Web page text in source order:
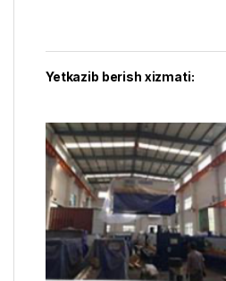
Yetkazib berish xizmati: